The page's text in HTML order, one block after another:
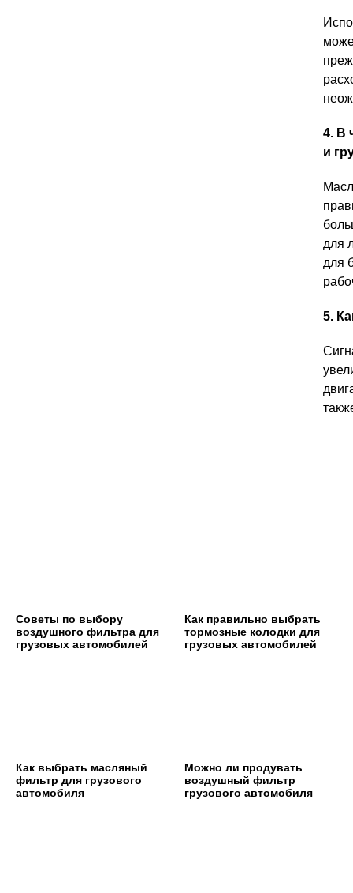
4. В
и
для
для
5.
Советы по выбору
воздушного фильтра для
грузовых автомобилей
Как правильно выбрать
тормозные колодки для
грузовых автомобилей
Как выбрать масляный
фильтр для грузового
автомобиля
Можно ли продувать
воздушный фильтр
грузового автомобиля